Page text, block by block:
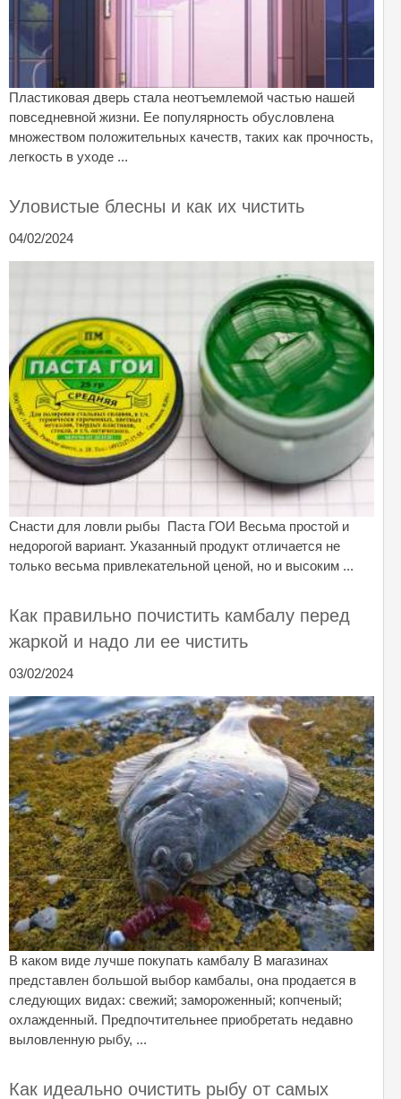
Пластиковая дверь стала неотъемлемой частью нашей
повседневной жизни. Ее популярность обусловлена
множеством положительных качеств, таких как прочность,
легкость в уходе ...
Уловистые блесны и как их чистить
04/02/2024
Снасти для ловли рыбы Паста ГОИ Весьма простой и
недорогой вариант. Указанный продукт отличается не
только весьма привлекательной ценой, но и высоким ...
Как правильно почистить камбалу перед
жаркой и надо ли ее чистить
03/02/2024
В каком виде лучше покупать камбалу В магазинах
представлен большой выбор камбалы, она продается в
следующих видах: свежий; замороженный; копченый;
охлажденный. Предпочтительнее приобретать недавно
выловленную рыбу, ...
Как идеально очистить рыбу от самых